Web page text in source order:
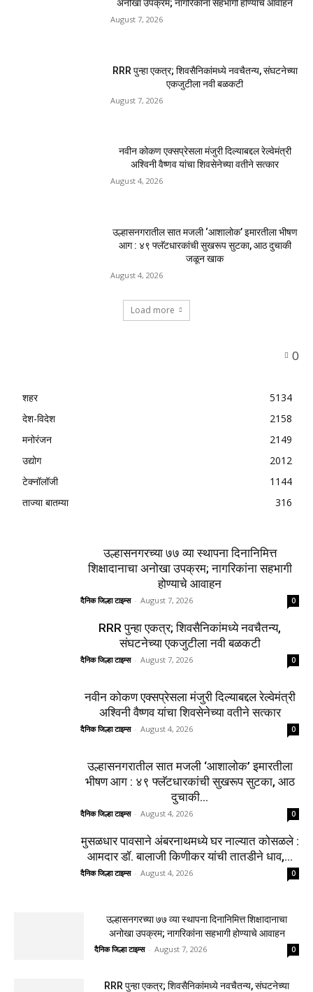
अनोखा उपक्रम; नागरिकांना सहभागी होण्याचे आवाहन
August 7, 2026
RRR पुन्हा एकत्र; शिवसैनिकांमध्ये नवचैतन्य, संघटनेच्या
एकजुटीला नवी बळकटी
August 7, 2026
नवीन कोकण एक्सप्रेसला मंजुरी दिल्याबद्दल रेल्वेमंत्री
अश्विनी वैष्णव यांचा शिवसेनेच्या वतीने सत्कार
August 4, 2026
उल्हासनगरातील सात मजली ‘आशालोक’ इमारतीला भीषण
आग : ४९ फ्लॅटधारकांची सुखरूप सुटका, आठ दुचाकी
जळून खाक
August 4, 2026
Load more
0
शहर
5134
देश-विदेश
2158
मनोरंजन
2149
उद्योग
2012
टेक्नॉलॉजी
1144
ताज्या बातम्या
316
उल्हासनगरच्या ७७ व्या स्थापना दिनानिमित्त
शिक्षादानाचा अनोखा उपक्रम; नागरिकांना सहभागी
होण्याचे आवाहन
दैनिक जिल्हा टाइम्स - August 7, 2026 0
RRR पुन्हा एकत्र; शिवसैनिकांमध्ये नवचैतन्य,
संघटनेच्या एकजुटीला नवी बळकटी
दैनिक जिल्हा टाइम्स - August 7, 2026 0
नवीन कोकण एक्सप्रेसला मंजुरी दिल्याबद्दल रेल्वेमंत्री
अश्विनी वैष्णव यांचा शिवसेनेच्या वतीने सत्कार
दैनिक जिल्हा टाइम्स - August 4, 2026 0
उल्हासनगरातील सात मजली ‘आशालोक’ इमारतीला
भीषण आग : ४९ फ्लॅटधारकांची सुखरूप सुटका, आठ
दुचाकी...
दैनिक जिल्हा टाइम्स - August 4, 2026 0
मुसळधार पावसाने अंबरनाथमध्ये घर नाल्यात कोसळले :
आमदार डॉ. बालाजी किणीकर यांची तातडीने धाव,...
दैनिक जिल्हा टाइम्स - August 4, 2026 0
उल्हासनगरच्या ७७ व्या स्थापना दिनानिमित्त शिक्षादानाचा
अनोखा उपक्रम; नागरिकांना सहभागी होण्याचे आवाहन
दैनिक जिल्हा टाइम्स - August 7, 2026 0
RRR पुन्हा एकत्र; शिवसैनिकांमध्ये नवचैतन्य, संघटनेच्या